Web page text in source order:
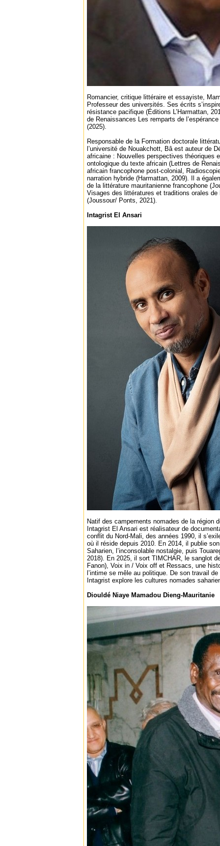
Romancier, critique littéraire et essayiste,
Professeur des universités. Ses écrits
résistance pacifique (Éditions L’Harmattan,
de Renaissances Les remparts de
(2025).
Responsable de la Formation doctorale
l’université de Nouakchott, Bâ est auteur de
africaine : Nouvelles perspectives théoriques
ontologique du texte africain (Lettres de
africain francophone post-colonial,
narration hybride (Harmattan, 2009). Il a
de la littérature mauritanienne francophone
Visages des littératures et traditions orales de
(Joussour/ Ponts, 2021).
Intagrist El Ansari
Natif des campements nomades de la région
Intagrist El Ansari est réalisateur de
conflit du Nord-Mali, des années 1990, il
où il réside depuis 2010. En 2014, il publie
Saharien, l’inconsolable nostalgie, puis
2018). En 2025, il sort TIMCHAR, le sanglot
Fanon), Voix in / Voix off et Ressacs, une
l’intime se mêle au politique. De son travail
Intagrist explore les cultures nomades
Diouldé Niaye Mamadou Dieng-Mauritanie